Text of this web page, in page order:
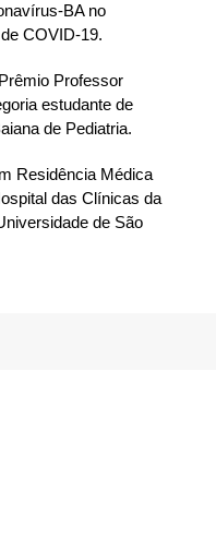
BA no
COVID-19.
Professor
estudante de
de Pediatria.
Residência Médica
das Clínicas da
de São